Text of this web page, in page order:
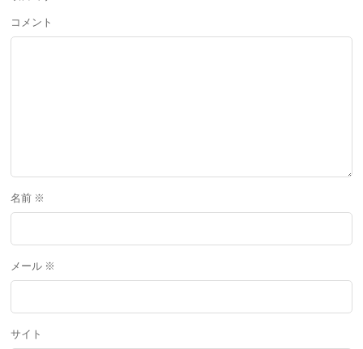
コメント
名前 ※
メール ※
サイト